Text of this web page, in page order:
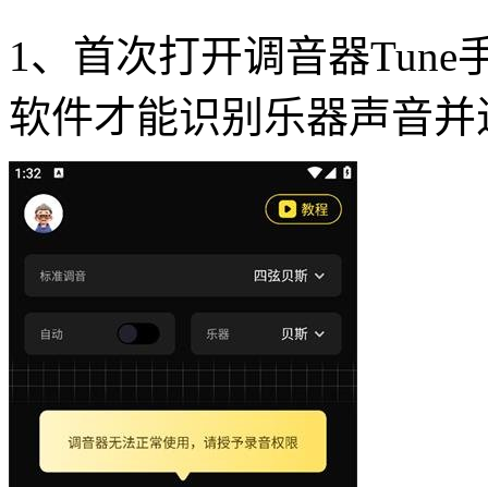
1、首次打开调音器Tune
软件才能识别乐器声音